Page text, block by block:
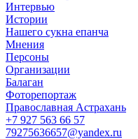
Интервью
Истории
Нашего сукна епанча
Мнения
Персоны
Организации
Балаган
Фоторепортаж
Православная Астрахань
+7 927 563 66 57
79275636657@yandex.ru